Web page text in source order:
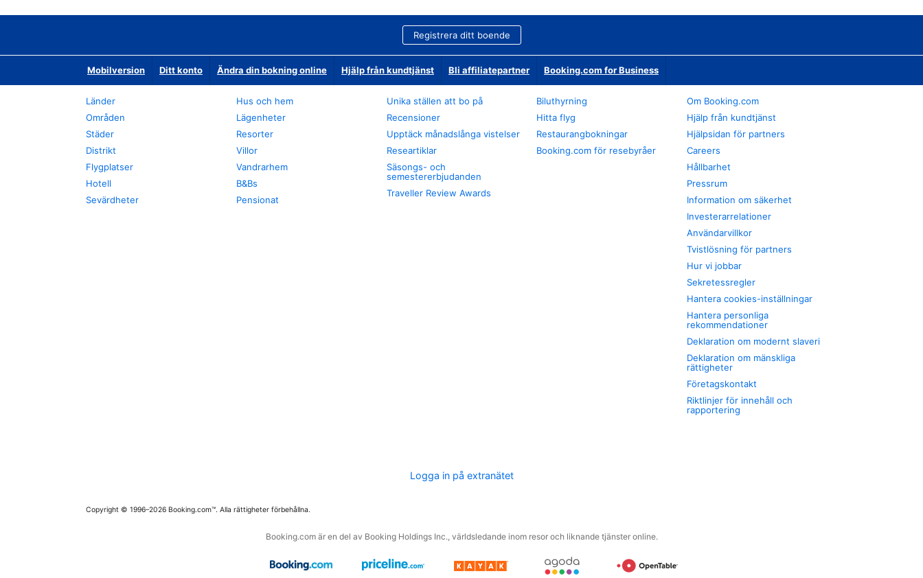
Registrera ditt boende
Mobilversion Ditt konto Ändra din bokning online Hjälp från kundtjänst Bli affiliatepartner Booking.com for Business
Länder
Områden
Städer
Distrikt
Flygplatser
Hotell
Sevärdheter
Hus och hem
Lägenheter
Resorter
Villor
Vandrarhem
B&Bs
Pensionat
Unika ställen att bo på
Recensioner
Upptäck månadslånga vistelser
Researtiklar
Säsongs- och
semestererbjudanden
Traveller Review Awards
Biluthyrning
Hitta flyg
Restaurangbokningar
Booking.com för resebyråer
Om Booking.com
Hjälp från kundtjänst
Hjälpsidan för partners
Careers
Hållbarhet
Pressrum
Information om säkerhet
Investerarrelationer
Användarvillkor
Tvistlösning för partners
Hur vi jobbar
Sekretessregler
Hantera cookies-inställningar
Hantera personliga
rekommendationer
Deklaration om modernt slaveri
Deklaration om mänskliga
rättigheter
Företagskontakt
Riktlinjer för innehåll och
rapportering
Logga in på extranätet
Copyright © 1996–2026 Booking.com™. Alla rättigheter förbehållna.
Booking.com är en del av Booking Holdings Inc., världsledande inom resor och liknande tjänster online.